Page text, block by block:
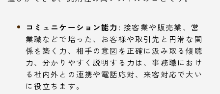
コミュニケーション能力: 接客業や販売業、営
業職などで培った、お客様や取引先と円滑な関
係を築く力、相手の意図を正確に汲み取る傾聴
力、分かりやすく説明する力は、事務職におけ
る社内外との連携や電話応対、来客対応で大い
に役立ちます。